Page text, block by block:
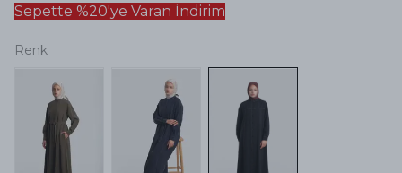
Sepette %20'ye Varan İndirim
Renk